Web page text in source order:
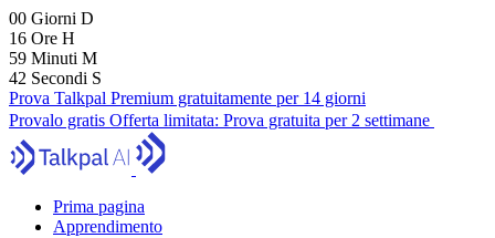
00 Giorni D
16 Ore H
59 Minuti M
40 Secondi S
Prova Talkpal Premium gratuitamente per 14 giorni
Provalo gratis Offerta limitata: Prova gratuita per 2 settimane
Prima pagina
Apprendimento